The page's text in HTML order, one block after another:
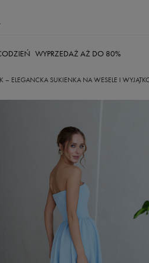
WYPRZEDAŻ AŻ DO 80%
– ELEGANCKA SUKIENKA NA WESELE I